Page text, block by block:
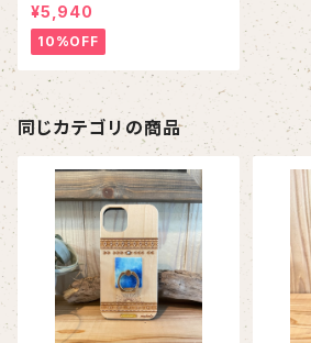
¥5,940
10%OFF
同じカテゴリの商品